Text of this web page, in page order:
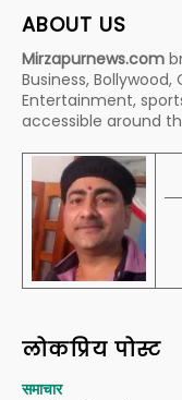
ABOUT US
Mirzapurnews.com
Business,
Entertainment,
accessible around
लोकप्रिय पोस्ट
समाचार